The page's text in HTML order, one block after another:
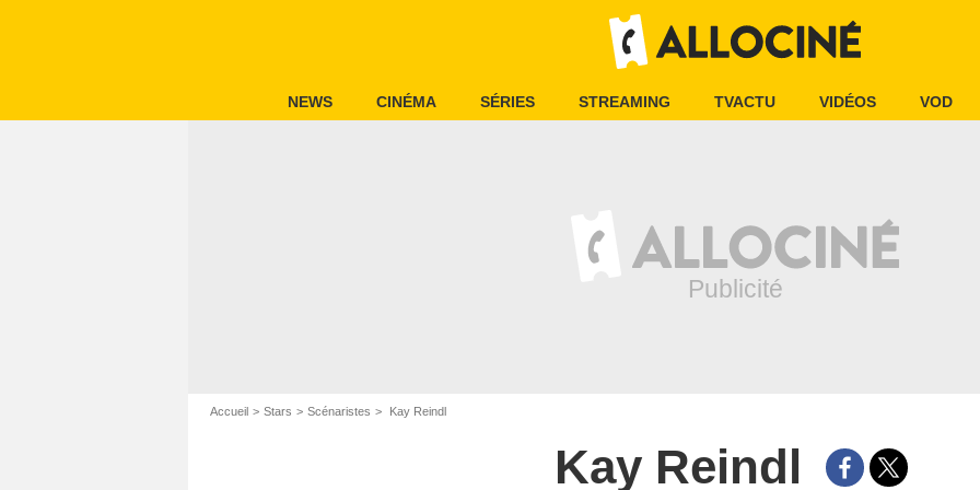
NEWS CINÉMA SÉRIES STREAMING TVACTU VIDÉOS VOD
Accueil Stars Scénaristes Kay Reindl
Kay Reindl